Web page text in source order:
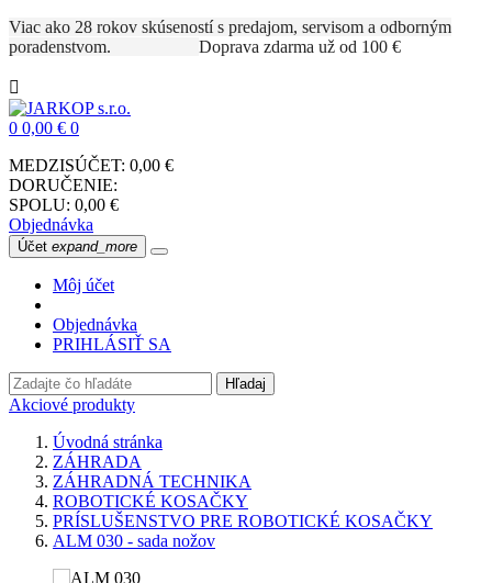
Viac ako 28 rokov skúseností s predajom, servisom a odborným
poradenstvom. Doprava zdarma už od 100 €

0 0,00 € 0
MEDZISÚČET: 0,00 €
DORUČENIE:
SPOLU: 0,00 €
Objednávka
Účet expand_more
Môj účet
Objednávka
PRIHLÁSIŤ SA
Hľadaj
Akciové produkty
Úvodná stránka
ZÁHRADA
ZÁHRADNÁ TECHNIKA
ROBOTICKÉ KOSAČKY
PRÍSLUŠENSTVO PRE ROBOTICKÉ KOSAČKY
ALM 030 - sada nožov